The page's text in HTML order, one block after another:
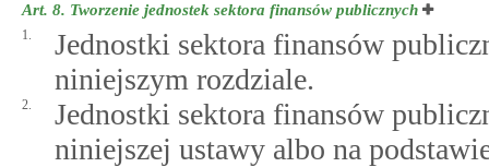
Art. 8. Tworzenie jednostek sektora finansów publicznych
1.
Jednostki sektora finansów
niniejszym rozdziale.
2.
Jednostki sektora finansów
niniejszej ustawy albo na